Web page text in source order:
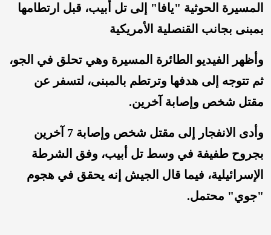
المسيرة الحوثية "يافا" إلى تل أبيب، قبل ارتطامها
بمبنى بجانب القنصلية الأمريكية
وأظهر الفيديو الطائرة المسيرة وهي تحلق في الجو،
ثم تتوجه إلى هدفها وترتطم بالمبنى، لتسفر عن
مقتل شخص وإصابة آخرين.
وأدى الانفجار إلى مقتل شخص وإصابة 7 آخرين
بجروح طفيفة في وسط تل أبيب، وفق الشرطة
الإسرائيلية، فيما قال الجيش إنه يحقق في هجوم
"جوي" محتمل.